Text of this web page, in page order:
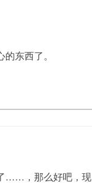
东西了。
……，那么好吧，现